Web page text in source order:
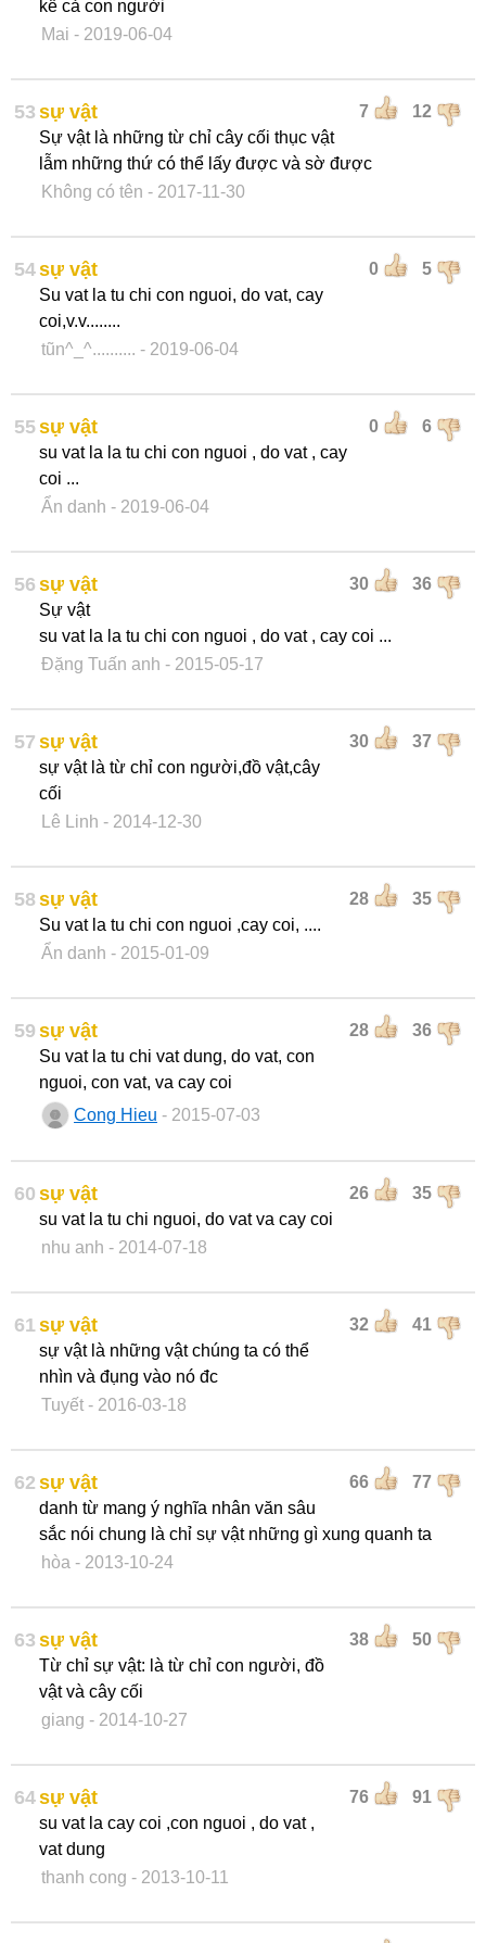
kể cả con người
Mai - 2019-06-04
53 7 12
sự vật
Sự vật là những từ chỉ cây cối thục vật
lẫm những thứ có thể lấy được và sờ được
Không có tên - 2017-11-30
54 0 5
sự vật
Su vat la tu chi con nguoi, do vat, cay
coi,v.v........
tũn^_^.......... - 2019-06-04
55 0 6
sự vật
su vat la la tu chi con nguoi , do vat , cay
coi ...
Ẩn danh - 2019-06-04
56 30 36
sự vật
Sự vật
su vat la la tu chi con nguoi , do vat , cay coi ...
Đặng Tuấn anh - 2015-05-17
57 30 37
sự vật
sự vật là từ chỉ con người,đồ vật,cây
cối
Lê Linh - 2014-12-30
58 28 35
sự vật
Su vat la tu chi con nguoi ,cay coi, ....
Ẩn danh - 2015-01-09
59 28 36
sự vật
Su vat la tu chi vat dung, do vat, con
nguoi, con vat, va cay coi
Cong Hieu - 2015-07-03
60 26 35
sự vật
su vat la tu chi nguoi, do vat va cay coi
nhu anh - 2014-07-18
61 32 41
sự vật
sự vật là những vật chúng ta có thể
nhìn và đụng vào nó đc
Tuyết - 2016-03-18
62 66 77
sự vật
danh từ mang ý nghĩa nhân văn sâu
sắc nói chung là chỉ sự vật những gì xung quanh ta
hòa - 2013-10-24
63 38 50
sự vật
Từ chỉ sự vật: là từ chỉ con người, đồ
vật và cây cối
giang - 2014-10-27
64 76 91
sự vật
su vat la cay coi ,con nguoi , do vat ,
vat dung
thanh cong - 2013-10-11